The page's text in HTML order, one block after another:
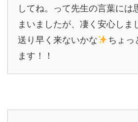
してね。って先生の言葉には
まいましたが、凄く安心しま
送り早く来ないかな
ちょっ
ます！！